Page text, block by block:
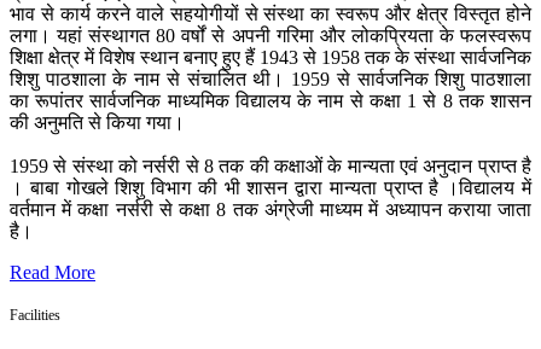
भाव से कार्य करने वाले सहयोगीयों से संस्था का स्वरूप और क्षेत्र विस्तृत होने
लगा। यहां संस्थागत 80 वर्षों से अपनी गरिमा और लोकप्रियता के फलस्वरूप
शिक्षा क्षेत्र में विशेष स्थान बनाए हुए हैं 1943 से 1958 तक के संस्था सार्वजनिक
शिशु पाठशाला के नाम से संचालित थी। 1959 से सार्वजनिक शिशु पाठशाला
का रूपांतर सार्वजनिक माध्यमिक विद्यालय के नाम से कक्षा 1 से 8 तक शासन
की अनुमति से किया गया।
1959 से संस्था को नर्सरी से 8 तक की कक्षाओं के मान्यता एवं अनुदान प्राप्त है
। बाबा गोखले शिशु विभाग की भी शासन द्वारा मान्यता प्राप्त है ।विद्यालय में
वर्तमान में कक्षा नर्सरी से कक्षा 8 तक अंग्रेजी माध्यम में अध्यापन कराया जाता
है।
Read More
Facilities